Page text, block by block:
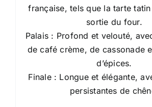
française, tels que la tarte
sortie du four.
Palais : Profond et velouté,
de café crème, de cassonade
d’épices.
Finale : Longue et élégante,
persistantes de